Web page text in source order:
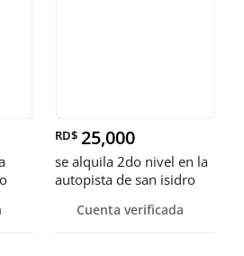
RD$ 25,000
se alquila 2do nivel en la
autopista de san isidro
Cuenta verificada